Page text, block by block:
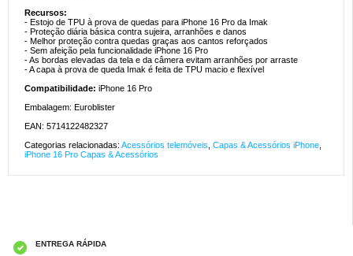
Recursos:
- Estojo de TPU à prova de quedas para iPhone 16 Pro da Imak
- Proteção diária básica contra sujeira, arranhões e danos
- Melhor proteção contra quedas graças aos cantos reforçados
- Sem afeição pela funcionalidade iPhone 16 Pro
- As bordas elevadas da tela e da câmera evitam arranhões por arraste
- A capa à prova de queda Imak é feita de TPU macio e flexível
Compatibilidade: iPhone 16 Pro
Embalagem: Euroblister
EAN: 5714122482327
Categorias relacionadas: Acessórios telemóveis Capas & Acessórios iPhone
iPhone 16 Pro Capas & Acessórios
ENTREGA RÁPIDA